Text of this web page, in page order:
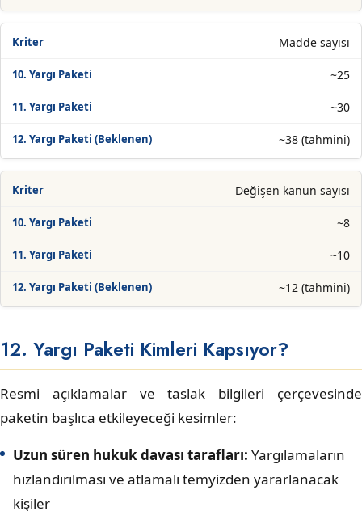
Madde sayısı
~25
~30
~38 (tahmini)
Değişen kanun sayısı
~8
~10
~12 (tahmini)
12. Yargı Paketi Kimleri Kapsıyor?
Resmi açıklamalar ve taslak bilgileri çerçevesinde
paketin başlıca etkileyeceği kesimler:
Uzun süren hukuk davası tarafları: Yargılamaların
hızlandırılması ve atlamalı temyizden yararlanacak
kişiler